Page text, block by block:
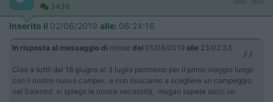
3436
Inserito il 02/06/2019 alle: 06:24:16
In risposta al messaggio di nimoe del 01/06/2019 alle 23:02:33
Ciao a tutti! dal 16 giugno al 3 luglio partiremo per il primo viaggio lungo
con il nostro nuovo camper.. e non riusciamo a scegliere un campeggio
nel Salento! vi spiego le nostre necessità, magari sapete darci un